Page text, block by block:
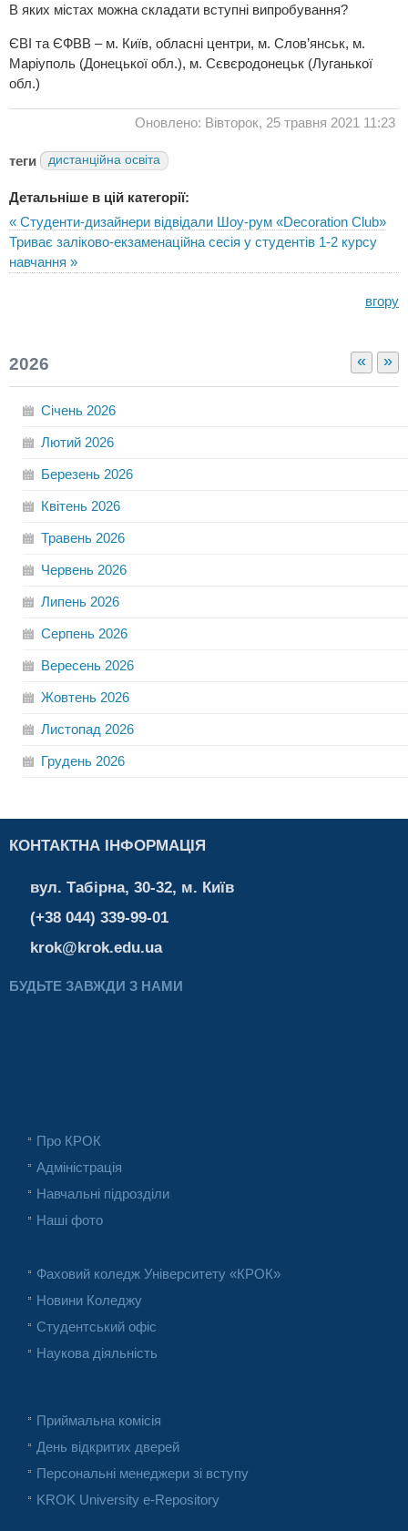
В яких містах можна складати вступні випробування?
ЄВІ та ЄФВВ – м. Київ, обласні центри, м. Слов’янськ, м.
Маріуполь (Донецької обл.), м. Сєвєродонецьк (Луганької
обл.)
Оновлено: Вівторок, 25 травня 2021 11:23
теги дистанційна освіта
Детальніше в цій категорії:
« Студенти-дизайнери відвідали Шоу-рум «Decoration Club»
Триває заліково-екзаменаційна сесія у студентів 1-2 курсу
навчання »
вгору
« »
2026
Січень 2026
Лютий 2026
Березень 2026
Квітень 2026
Травень 2026
Червень 2026
Липень 2026
Серпень 2026
Вересень 2026
Жовтень 2026
Листопад 2026
Грудень 2026
КОНТАКТНА ІНФОРМАЦІЯ
вул. Табірна, 30-32, м. Київ
(+38 044) 339-99-01
krok@krok.edu.ua
БУДЬТЕ ЗАВЖДИ З НАМИ
Про КРОК
Адміністрація
Навчальні підрозділи
Наші фото
Фаховий коледж Університету «КРОК»
Новини Коледжу
Студентський офіс
Наукова діяльність
Приймальна комісія
День відкритих дверей
Персональні менеджери зі вступу
KROK University e-Repository